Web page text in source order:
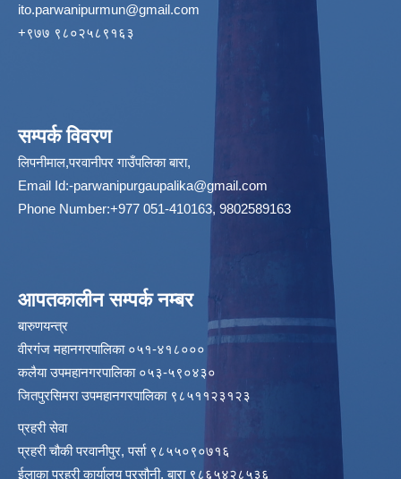
ito.parwanipurmun@gmail.com
‌+९७७ ९८०२५८९१६३
सम्पर्क विवरण
लिपनीमाल,परवानीपर गाउँपलिका बारा,
Email Id:-parwanipurgaupalika@gmail.com
Phone Number:+977 051-410163, 9802589163
आपतकालीन सम्पर्क नम्बर
बारुणयन्त्र
वीरगंज महानगरपालिका ०५१-४१८०००
कलैया उपमहानगरपालिका ०५३-५९०४३०
जितपुरसिमरा उपमहानगरपालिका ९८५११२३१२३
प्रहरी सेवा
प्रहरी चौकी परवानीपुर, पर्सा ९८५५०९०७१६
ईलाका प्रहरी कार्यालय प्रसौनी, बारा ९८६५४२८५३६